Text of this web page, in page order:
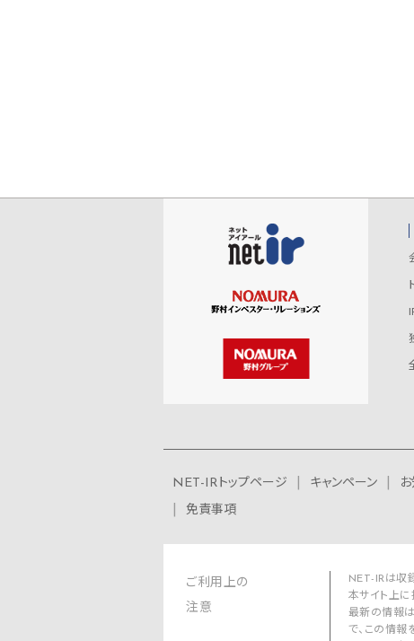
NET-IRトップページ キャンペーン
免責事項
ご利用上の
注意
NET-IRは収
本サイト上に
最新の情報
で、この情